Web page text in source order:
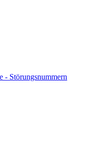
- Störungsnummern